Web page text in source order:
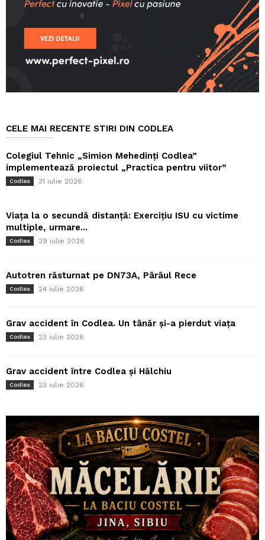
CELE MAI RECENTE STIRI DIN CODLEA
Colegiul Tehnic „Simion Mehedinți Codlea”
implementează proiectul „Practica pentru viitor”
Codlea 31 iulie 2026
Viața la o secundă distanță: Exercițiu ISU cu victime
multiple, urmare...
Codlea 29 iulie 2026
Autotren răsturnat pe DN73A, Pârâul Rece
Codlea 24 iulie 2026
Grav accident în Codlea. Un tânăr și-a pierdut viața
Codlea 23 iulie 2026
Grav accident între Codlea și Hălchiu
Codlea 23 iulie 2026